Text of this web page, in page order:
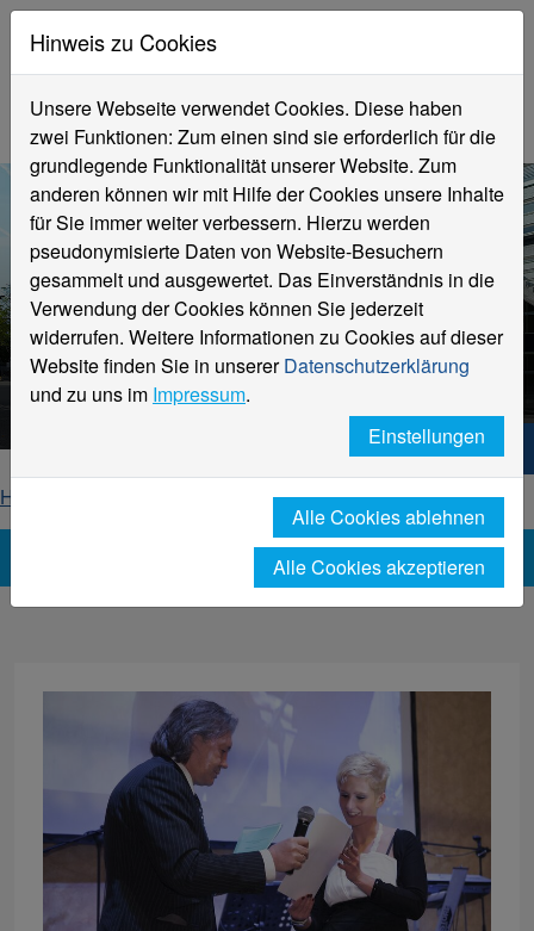
Aktuelle Meldungen
Hochschule Niederrhein
Hochschule Niederrhein. Dein Weg.
Home
News-Detailseite
Hinweis zu Cookies
Unsere Webseite verwendet Cookies. Diese haben
zwei Funktionen: Zum einen sind sie erforderlich für die
grundlegende Funktionalität unserer Website. Zum
anderen können wir mit Hilfe der Cookies unsere Inhalte
für Sie immer weiter verbessern. Hierzu werden
pseudonymisierte Daten von Website-Besuchern
gesammelt und ausgewertet. Das Einverständnis in die
Verwendung der Cookies können Sie jederzeit
widerrufen. Weitere Informationen zu Cookies auf dieser
Website finden Sie in unsererDatenschutzerklärung
und zu uns im Impressum.
Einstellungen
Alle Cookies ablehnen
Alle Cookies akzeptieren